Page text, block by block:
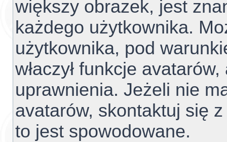
większy obrazek, jest
każdego użytkownika.
użytkownika, pod
właczył funkcje
uprawnienia. Jeżeli nie
avatarów, skontaktuj się
to jest spowodowane.